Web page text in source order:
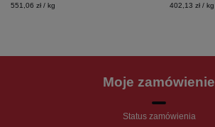
551,06 zł / kg 402,13 zł / kg
Moje zamówienie
Status zamówienia